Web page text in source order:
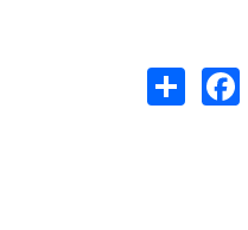
Share